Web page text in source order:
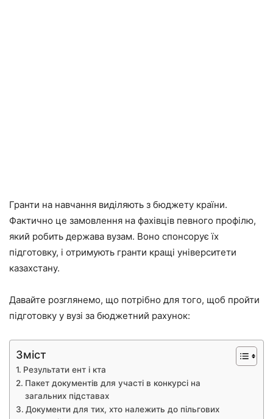
Гранти на навчання виділяють з бюджету країни.
Фактично це замовлення на фахівців певного профілю,
який робить держава вузам. Воно спонсорує їх
підготовку, і отримують гранти кращі університети
казахстану.
Давайте розглянемо, що потрібно для того, щоб пройти
підготовку у вузі за бюджетний рахунок:
Зміст
Результати ент і кта
Пакет документів для участі в конкурсі на
загальних підставах
Документи для тих, хто належить до пільгових